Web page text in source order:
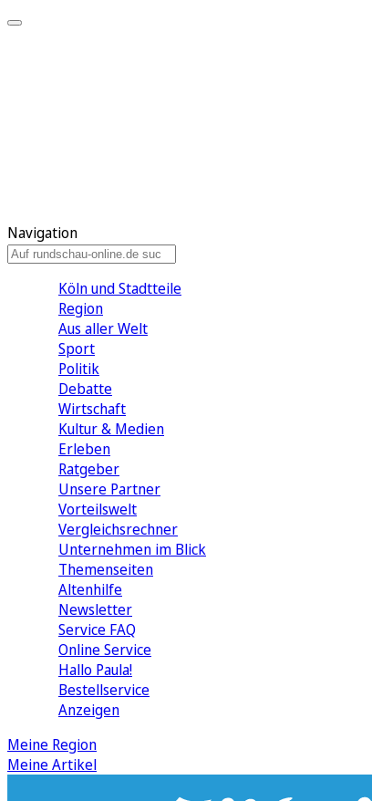
Navigation
Köln und Stadtteile
Region
Aus aller Welt
Sport
Politik
Debatte
Wirtschaft
Kultur & Medien
Erleben
Ratgeber
Unsere Partner
Vorteilswelt
Vergleichsrechner
Unternehmen im Blick
Themenseiten
Altenhilfe
Newsletter
Service FAQ
Online Service
Hallo Paula!
Bestellservice
Anzeigen
Meine Region
Meine Artikel